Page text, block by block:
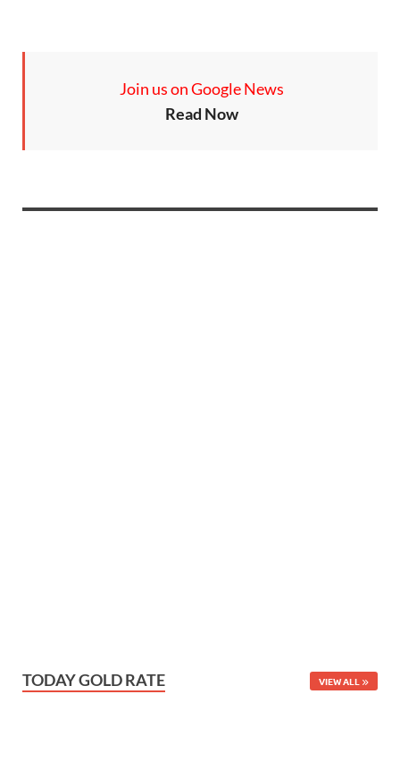
Join us on Google News
Read Now
TODAY GOLD RATE VIEW ALL